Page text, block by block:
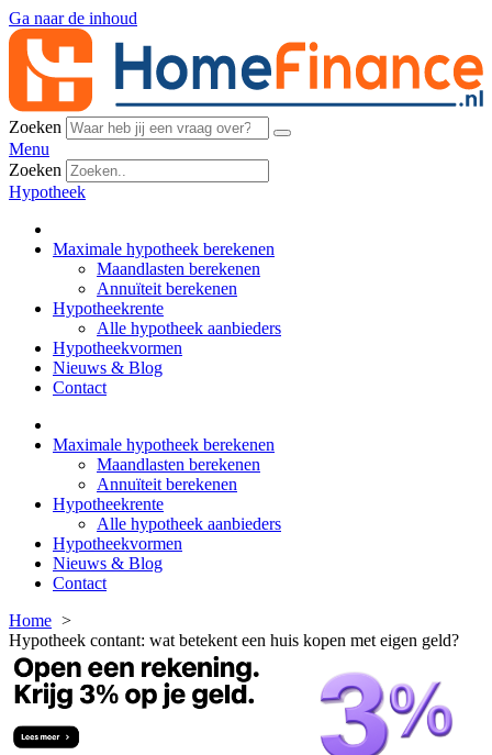
Ga naar de inhoud
Zoeken
Menu
Zoeken
Hypotheek
Maximale hypotheek berekenen
Maandlasten berekenen
Annuïteit berekenen
Hypotheekrente
Alle hypotheek aanbieders
Hypotheekvormen
Nieuws & Blog
Contact
Maximale hypotheek berekenen
Maandlasten berekenen
Annuïteit berekenen
Hypotheekrente
Alle hypotheek aanbieders
Hypotheekvormen
Nieuws & Blog
Contact
Home
Hypotheek contant: wat betekent een huis kopen met eigen geld?